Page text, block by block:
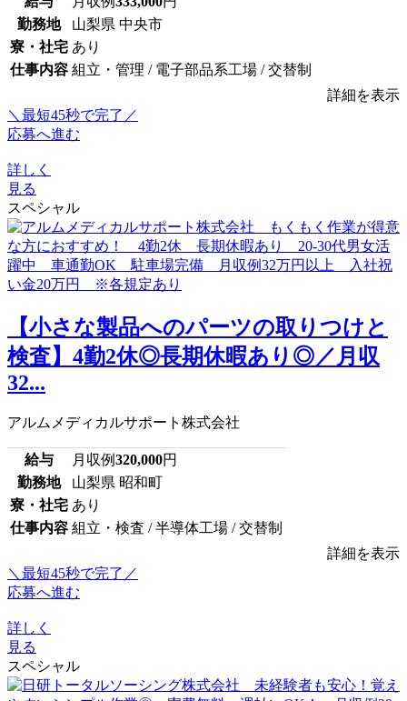
勤務地
山梨県 中央市
寮・社宅 あり
仕事内容 組立・管理 / 電子部品系工場 / 交替制
詳細を表示
＼最短45秒で完了／
応募へ進む
詳しく
見る
スペシャル
【小さな製品へのパーツの取りつけと
検査】4勤2休◎長期休暇あり◎／月収
32...
アルムメディカルサポート株式会社
給与 月収例320,000円
勤務地
山梨県 昭和町
寮・社宅 あり
仕事内容 組立・検査 / 半導体工場 / 交替制
詳細を表示
＼最短45秒で完了／
応募へ進む
詳しく
見る
スペシャル